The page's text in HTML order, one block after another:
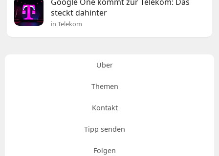
steckt dahinter
in Telekom
Über
Themen
Kontakt
Tipp senden
Folgen